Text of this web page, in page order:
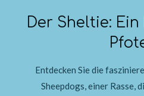
Der Sheltie:
Entdecken Sie die
Sheepdogs, einer Rasse,